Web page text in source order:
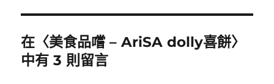
在〈美食品嚐 – AriSA dolly喜餅〉
中有 3 則留言